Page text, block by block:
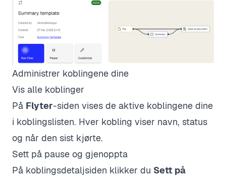
Administrer koblingene dine
Vis alle koblinger
På Flyter-siden vises de aktive koblingene dine
i koblingslisten. Hver kobling viser navn, status
og når den sist kjørte.
Sett på pause og gjenoppta
På koblingsdetaljsiden klikker du Sett på